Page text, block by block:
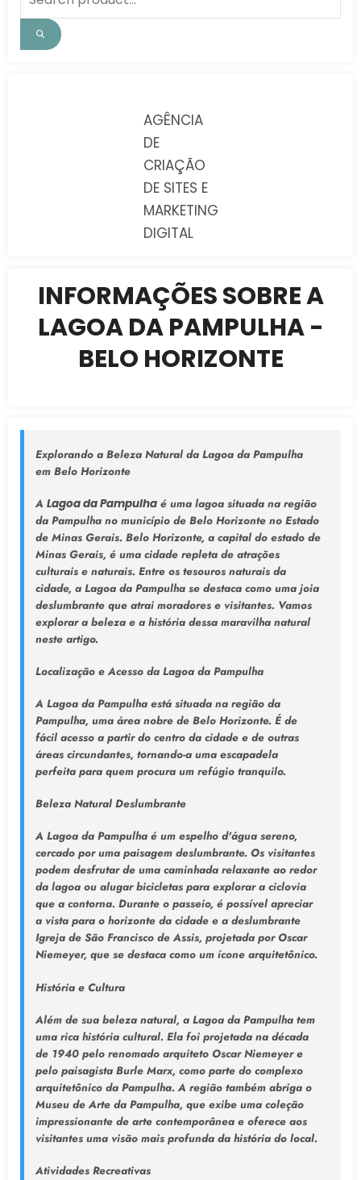
AGÊNCIA
DE
CRIAÇÃO
DE SITES E
MARKETING
DIGITAL
INFORMAÇÕES SOBRE A
LAGOA DA PAMPULHA -
BELO HORIZONTE
Explorando a Beleza Natural da Lagoa da Pampulha
em Belo Horizonte
A Lagoa da Pampulha é uma lagoa situada na região
da Pampulha no município de Belo Horizonte no Estado
de Minas Gerais. Belo Horizonte, a capital do estado de
Minas Gerais, é uma cidade repleta de atrações
culturais e naturais. Entre os tesouros naturais da
cidade, a Lagoa da Pampulha se destaca como uma joia
deslumbrante que atrai moradores e visitantes. Vamos
explorar a beleza e a história dessa maravilha natural
neste artigo.
Localização e Acesso da Lagoa da Pampulha
A Lagoa da Pampulha está situada na região da
Pampulha, uma área nobre de Belo Horizonte. É de
fácil acesso a partir do centro da cidade e de outras
áreas circundantes, tornando-a uma escapadela
perfeita para quem procura um refúgio tranquilo.
Beleza Natural Deslumbrante
A Lagoa da Pampulha é um espelho d'água sereno,
cercado por uma paisagem deslumbrante. Os visitantes
podem desfrutar de uma caminhada relaxante ao redor
da lagoa ou alugar bicicletas para explorar a ciclovia
que a contorna. Durante o passeio, é possível apreciar
a vista para o horizonte da cidade e a deslumbrante
Igreja de São Francisco de Assis, projetada por Oscar
Niemeyer, que se destaca como um ícone arquitetônico.
História e Cultura
Além de sua beleza natural, a Lagoa da Pampulha tem
uma rica história cultural. Ela foi projetada na década
de 1940 pelo renomado arquiteto Oscar Niemeyer e
pelo paisagista Burle Marx, como parte do complexo
arquitetônico da Pampulha. A região também abriga o
Museu de Arte da Pampulha, que exibe uma coleção
impressionante de arte contemporânea e oferece aos
visitantes uma visão mais profunda da história do local.
Atividades Recreativas